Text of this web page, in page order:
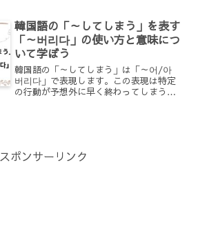
く具体的に説明しました。
韓国語の「～してしまう」を表す
「～버리다」の使い方と意味につ
いて学ぼう
韓国語の「～してしまう」は「～어/아
버리다」で表現します。この表現は特定
の行動が予想外に早く終わってしまう時
す。
スポンサーリンク